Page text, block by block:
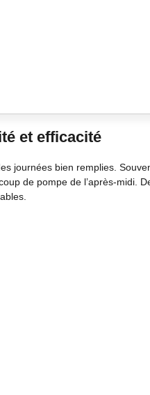
et efficacité
journées bien remplies.
de pompe de l’après-midi.